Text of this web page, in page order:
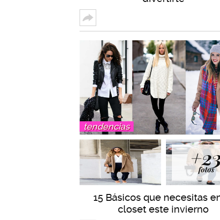
tendencias
fotos
15 Básicos que necesitas
closet este invierno